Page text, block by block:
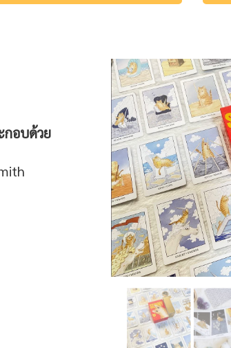
กอบด้วย